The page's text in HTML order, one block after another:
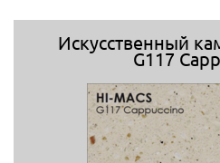
Искусственный
G117